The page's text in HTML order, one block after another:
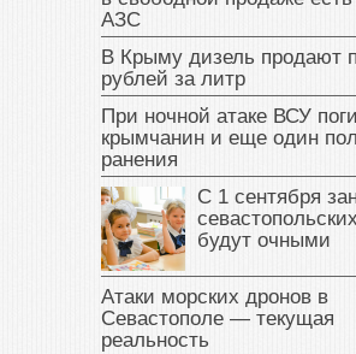
АЗС
В Крыму дизель продают
рублей за литр
При ночной атаке ВСУ
крымчанин и еще один
ранения
С 1 сентября
будут очными
Атаки морских дронов в
Севастополе — текущая
реальность